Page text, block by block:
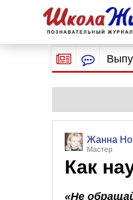
Жанна
Мастер
Как
«Не